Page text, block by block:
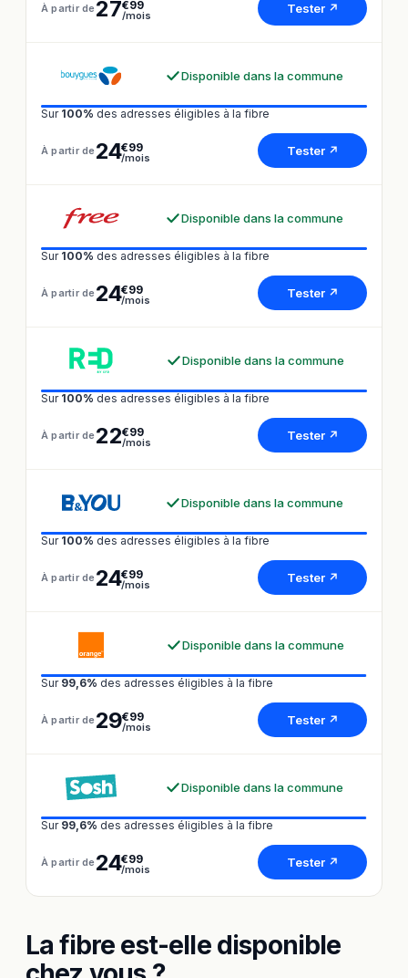
À partir de 27€99
/mois Tester ↗
Disponible dans la commune
Sur 100% des adresses éligibles à la fibre
À partir de 24€99
/mois Tester ↗
Disponible dans la commune
Sur 100% des adresses éligibles à la fibre
À partir de 24€99
/mois Tester ↗
Disponible dans la commune
Sur 100% des adresses éligibles à la fibre
À partir de 22€99
/mois Tester ↗
Disponible dans la commune
Sur 100% des adresses éligibles à la fibre
À partir de 24€99
/mois Tester ↗
Disponible dans la commune
Sur 99,6% des adresses éligibles à la fibre
À partir de 29€99
/mois Tester ↗
Disponible dans la commune
Sur 99,6% des adresses éligibles à la fibre
À partir de 24€99
/mois Tester ↗
La fibre est-elle disponible